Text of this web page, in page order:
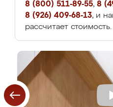
8 (800) 511-89-55, 8
8 (926) 409-68-13, и
рассчитает стоимость.